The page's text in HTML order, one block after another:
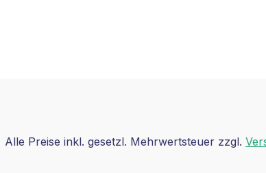
Alle Preise inkl. gesetzl. Mehrwertsteuer zzgl.